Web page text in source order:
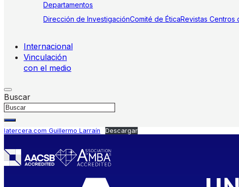
Departamentos
Dirección de InvestigaciónComité de ÉticaRevistas Centros
Internacional
Vinculación
con el medio
Buscar
latercera.com Guillermo Larraín Descargar